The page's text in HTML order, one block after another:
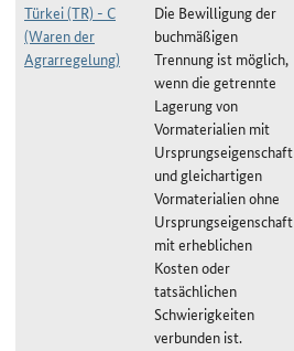
Türkei (TR) - C
(Waren der
Agrarregelung)
Die Bewilligung der
buchmäßigen
Trennung ist möglich,
wenn die getrennte
Lagerung von
Vormaterialien mit
Ursprungseigenschaft
und gleichartigen
Vormaterialien ohne
Ursprungseigenschaft
mit erheblichen
Kosten oder
tatsächlichen
Schwierigkeiten
verbunden ist.